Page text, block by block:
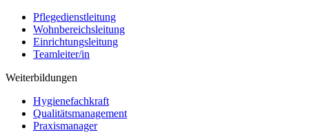
Pflegedienstleitung
Wohnbereichsleitung
Einrichtungsleitung
Teamleiter/in
Weiterbildungen
Hygienefachkraft
Qualitätsmanagement
Praxismanager